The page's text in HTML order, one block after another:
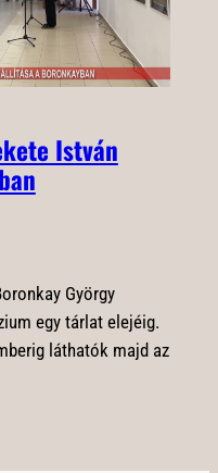
István
György
egy tárlat elejéig.
láthatók majd az